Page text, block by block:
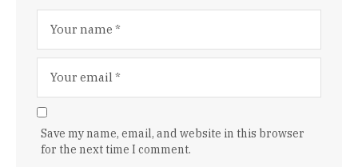
Save my name, email, and website in this browser
for the next time I comment.